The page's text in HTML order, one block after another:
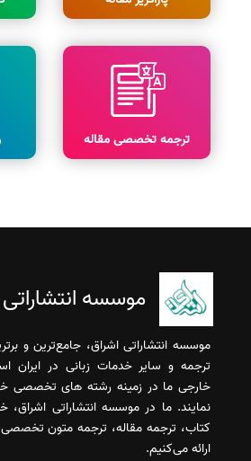
ترجمه تخصصی مقاله
موسسه
موسسه انتشاراتی اشراق، جامع‌ترین و
ترجمه و سایر خدمات زبانی در ایران
خارجی ما در زمینه رشته های تخصصی
نمایند. ما در موسسه انتشاراتی
کتاب، ترجمه مقاله، ترجمه متون
ارائه می‌کنیم.